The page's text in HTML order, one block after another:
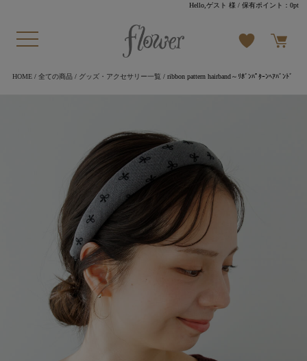
Hello,ゲスト 様 / 保有ポイント：0pt
HOME/ 全ての商品/ グッズ・アクセサリー一覧 / ribbon pattern hairband～ﾘﾎﾞﾝﾊﾟﾀｰﾝﾍｱﾊﾞﾝﾄﾞ